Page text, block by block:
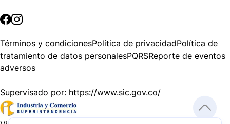
Términos y condicionesPolítica de privacidadPolítica de
tratamiento de datos personalesPQRSReporte de eventos
adversos
Supervisado por: https://www.sic.gov.co/